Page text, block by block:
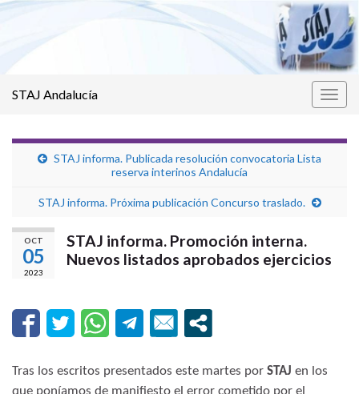
STAJ Andalucía
STAJ informa. Publicada resolución convocatoria Lista
reserva interinos Andalucía
STAJ informa. Próxima publicación Concurso traslado.
OCT
05
2023
STAJ informa. Promoción interna.
Nuevos listados aprobados ejercicios
Tras los escritos presentados este martes por STAJ en los